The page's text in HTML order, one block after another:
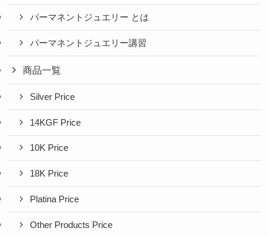
パーマネントジュエリー とは
パーマネントジュエリー講習
商品一覧
Silver Price
14KGF Price
10K Price
18K Price
Platina Price
Other Products Price